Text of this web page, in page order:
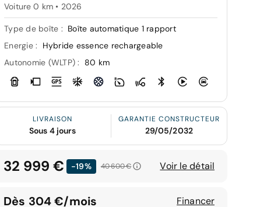
Voiture 0 km • 2026
Type de boîte : Boîte automatique 1 rapport
Energie :
Hybride essence rechargeable
Autonomie (WLTP) :
80 km
LIVRAISON
Sous 4 jours
GARANTIE CONSTRUCTEUR
29/05/2032
32 999 € -19% 40 600 € Voir le détail
Dès 304 €/mois Financer